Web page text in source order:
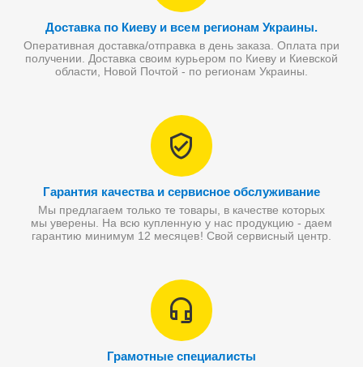
Доставка по Киеву и всем регионам Украины.
Оперативная доставка/отправка в день заказа. Оплата при
получении. Доставка своим курьером по Киеву и Киевской
области, Новой Почтой - по регионам Украины.
Гарантия качества и сервисное обслуживание
Мы предлагаем только те товары, в качестве которых
мы уверены. На всю купленную у нас продукцию - даем
гарантию минимум 12 месяцев! Свой сервисный центр.
Грамотные специалисты